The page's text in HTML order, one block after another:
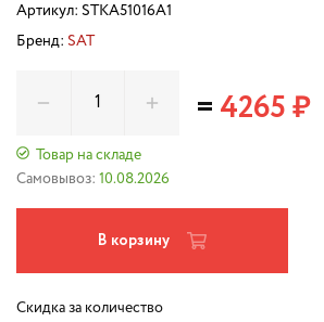
Артикул: STKA51016A1
Бренд: SAT
Товар на складе
Самовывоз: 10.08.2026
=4265 ₽
В корзину
Скидка за количество